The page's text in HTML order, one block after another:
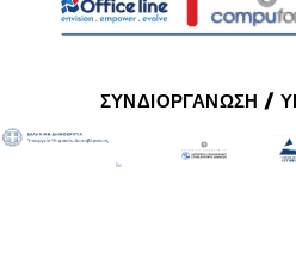
ΣΥΝΔΙΟΡΓΑΝΩΣΗ /